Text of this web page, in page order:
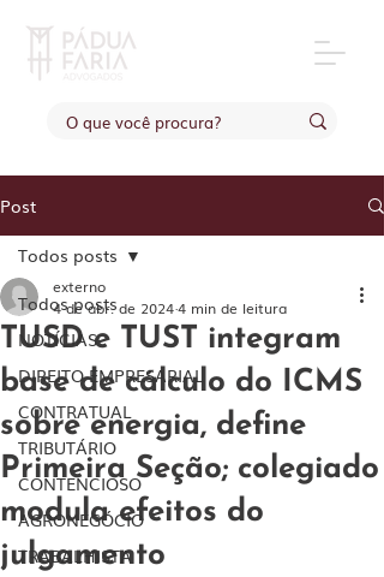
Post
Todos posts
NOTÍCIAS
DIREITO EMPRESARIAL
CONTRATUAL
TRIBUTÁRIO
CONTENCIOSO
AGRONEGÓCIO
TRABALHISTA
Todos posts
TUSD e TUST integram
base de cálculo do ICMS
sobre energia, define
Primeira Seção; colegiado
modula efeitos do
julgamento
externo
4 de abr. de 20244 min de leitura